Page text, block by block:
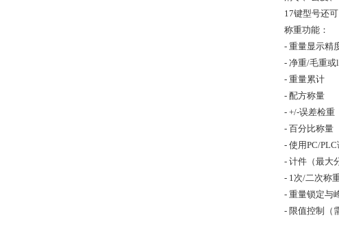
17键型号还
称重功能：
- 重量显示精
- 净重/毛重或
- 重量累计
- 配方称量
- +/-误差检重
- 百分比称量
- 使用PC/
- 计件（最大
- 1次/二次称
- 重量锁定与
- 限值控制（